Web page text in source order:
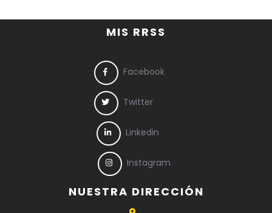
MIS RRSS
Facebook
Twitter
Linkedin
Instagram
NUESTRA DIRECCIÓN